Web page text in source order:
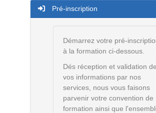
Pré-inscription
Démarrez votre pré-
à la formation ci-dessous.
Dés réception et validation de
vos informations par nos
services, nous vous faisons
parvenir votre convention de
formation ainsi que